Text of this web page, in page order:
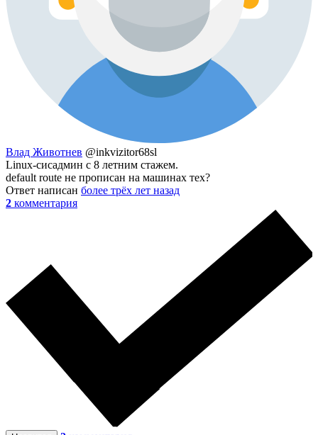
Влад Животнев @inkvizitor68sl
Linux-сисадмин с 8 летним стажем.
default route не прописан на машинах тех?
Ответ написан более трёх лет назад
2 комментария